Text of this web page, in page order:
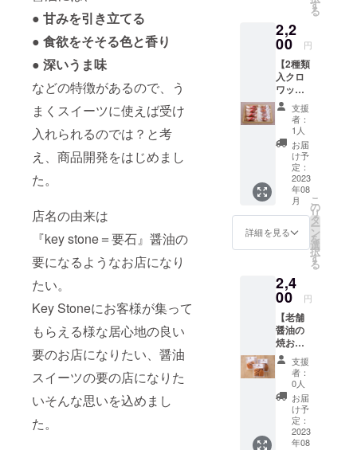
● 甘みを引き立てる
● 食欲をそそる色と香り
● 深いうま味
などの特徴があるので、う
まくスイーツに使えば受け
入れられるのでは？と考
え、商品開発をはじめまし
た。
店名の由来は
『key stone＝要石』醤油の
要になるようなお店になり
たい。
Key Stoneにお客様が集って
もらえる様な居心地の良い
要のお店になりたい、醤油
スイーツの要の店になりた
いそんな思いを込めまし
た。
クロ
ワッサ
ンの形
をした
一口サ
イズの
パイで
す。 パ
リッと
した食
感、醤
油の香
りと醤
油とバ
ター・
砂糖と
のバラ
ワッサ
ンパイ
です。
8個入の
箱でお
届けい
たしま
す。
（送
料・消
費税込
み） ※
商品は
す
る
2,2
00 円
【2種類
入クロ
ワッサ
ンパイ
箱(醤油
4個・
ナッツ
味4個
入）】
■醤油ク
ロワッ
サンパ
イ バ
ター
シュ
ガーの
たらし
の餡(た
れ)を
コー
ティン
グした
クロ
ワッサ
ンの形
をした
一口サ
イズの
パイで
す。 パ
支援
者：
1人
お届
け予
定：
2023
年08
月
詳細を見る
こ
の
リ
タ
ー
ン
を
選
択
す
る
2,4
00 円
【老舗
醤油の
焼おこ
げ（3袋
入）】
醤油
の旨味
を充分
に引き
出した
香ばし
支援
者：
0人
お届
け予
定：
2023
年08